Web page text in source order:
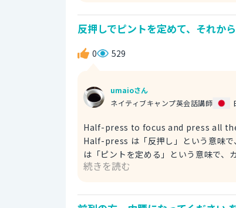
ました。ご滞在を楽しんでいただける
反押しでピントを定めて、それか
0 529
umaioさん
ネイティブキャンプ英会話講師
Half-press to focus and press all the way down. 反押しでピントを定めて、そ
Half-press は「反押し」という意味
は「ピントを定める」という意味で、
いう意味で使われます。 press all the
way down. 鮮明な写真を撮るには、
続きを読む